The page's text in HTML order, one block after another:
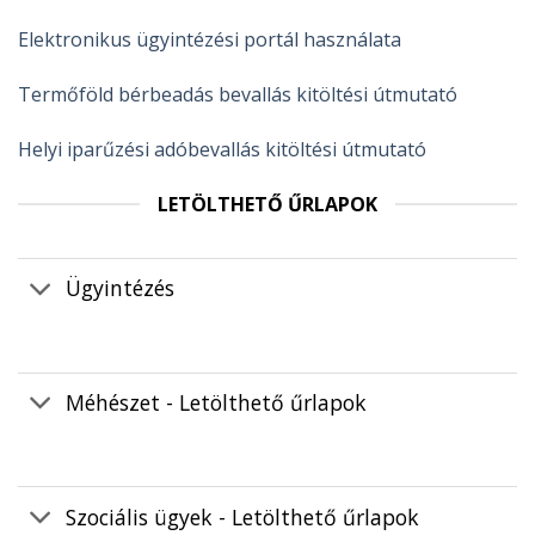
Elektronikus ügyintézési portál használata
Termőföld bérbeadás bevallás kitöltési útmutató
Helyi iparűzési adóbevallás kitöltési útmutató
LETÖLTHETŐ ŰRLAPOK
Ügyintézés
Méhészet - Letölthető űrlapok
Szociális ügyek - Letölthető űrlapok